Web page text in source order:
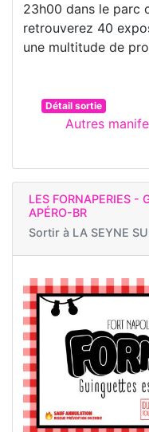
23h00 dans le parc
retrouverez 40
une multitude de
Détail sortie
Autres
LES FORNAPERIES -
APÉRO-BR
Sortir à LA SEYNE